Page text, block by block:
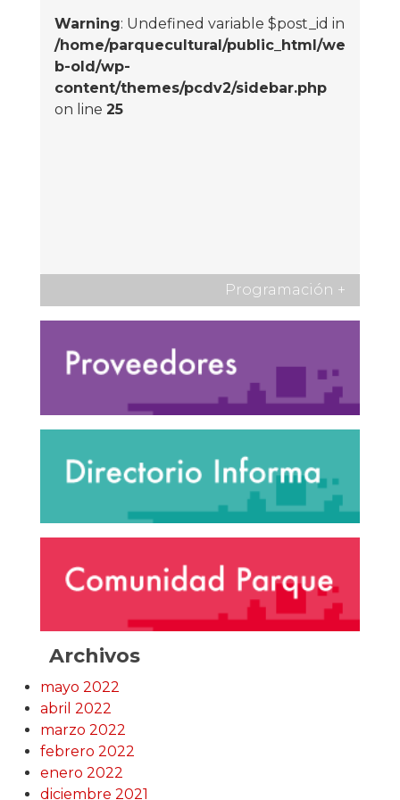
Warning: Undefined variable $post_id in
/home/parquecultural/public_html/we
b-old/wp-
content/themes/pcdv2/sidebar.php
on line 25
Programación +
Archivos
mayo 2022
abril 2022
marzo 2022
febrero 2022
enero 2022
diciembre 2021